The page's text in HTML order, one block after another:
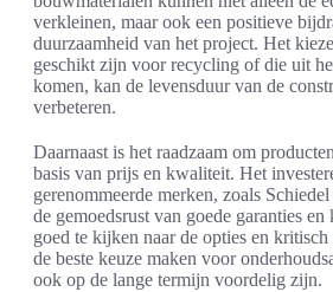
verkleinen, maar ook een positieve
duurzaamheid van het project. Het
geschikt zijn voor recycling of die uit
komen, kan de levensduur van de
verbeteren.
Daarnaast is het raadzaam om
basis van prijs en kwaliteit. Het
gerenommeerde merken, zoals
de gemoedsrust van goede garanties
goed te kijken naar de opties en
de beste keuze maken voor
ook op de lange termijn voordelig zijn.